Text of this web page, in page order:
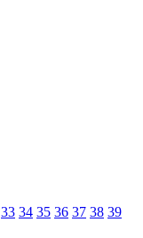
33 34 35 36 37 38 39